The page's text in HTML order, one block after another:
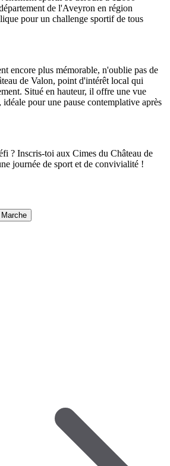
de l'Aveyron en région
pour un challenge sportif de tous
encore plus mémorable, n'oublie pas de
de Valon, point d'intérêt local qui
Situé en hauteur, il offre une vue
pour une pause contemplative après
? Inscris-toi aux Cimes du Château de
journée de sport et de convivialité !
Marche